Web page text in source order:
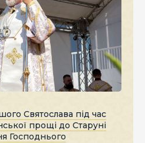
Святослава під час
прощі до Старуні
Господнього